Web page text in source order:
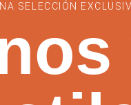
SELECCIÓN